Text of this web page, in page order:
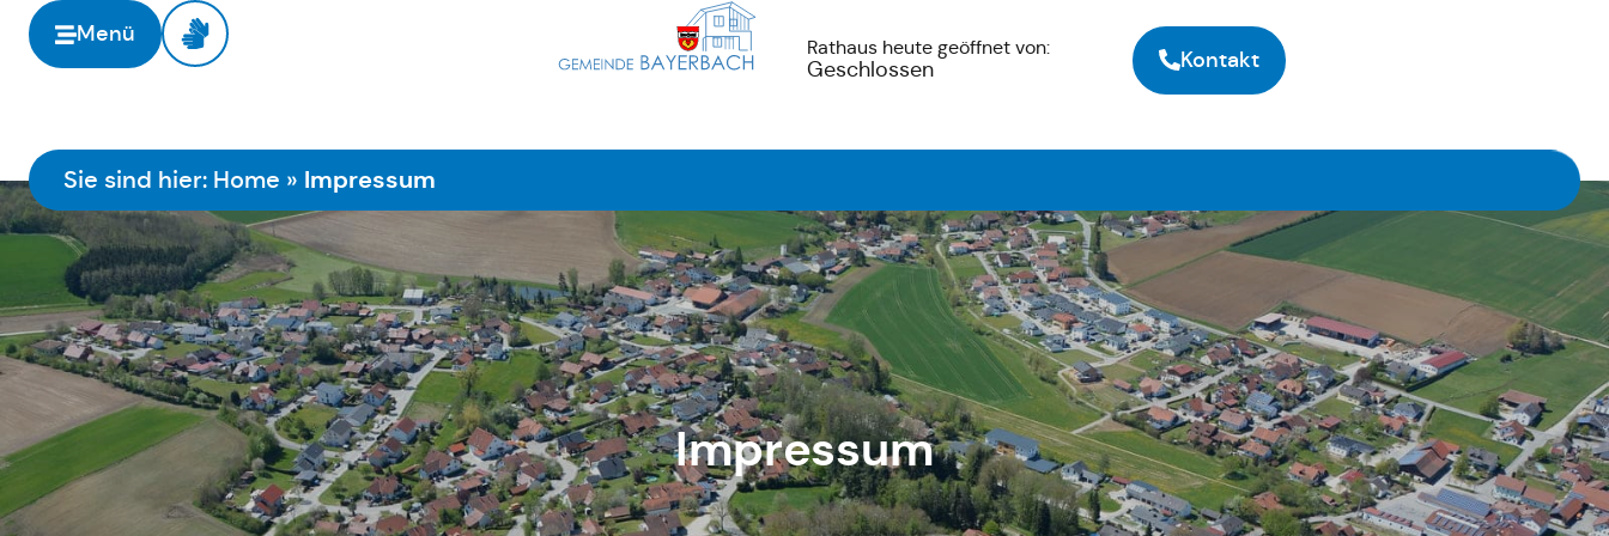
springenMenü Rathaus heute geöffnet von:
Geschlossen Kontakt
Sie sind hier: Home » Impressum
Impressum